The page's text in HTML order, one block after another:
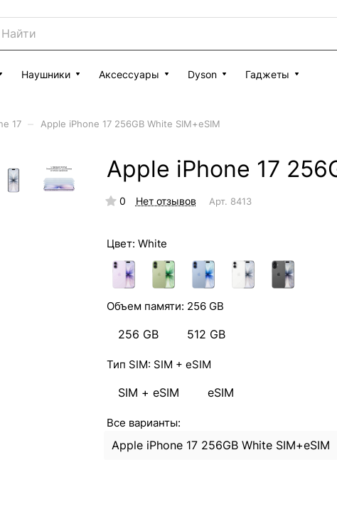
Наушники Аксессуары Dyson Гаджеты
17 Apple iPhone 17 256GB White SIM+eSIM
Apple iPhone 17
0 Нет отзывов Арт. 8413
Цвет: White
Объем памяти: 256 GB
256 GB 512 GB
Тип SIM: SIM + eSIM
SIM + eSIM eSIM
Все варианты:
Apple iPhone 17 256GB White SIM+eSIM